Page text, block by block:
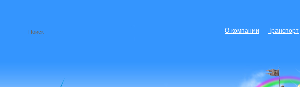
О компании Транспорт